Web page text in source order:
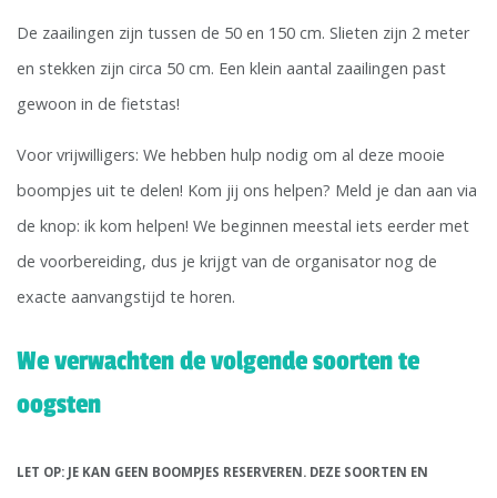
De zaailingen zijn tussen de 50 en 150 cm. Slieten zijn 2 meter
en stekken zijn circa 50 cm. Een klein aantal zaailingen past
gewoon in de fietstas!
Voor vrijwilligers: We hebben hulp nodig om al deze mooie
boompjes uit te delen! Kom jij ons helpen? Meld je dan aan via
de knop: ik kom helpen! We beginnen meestal iets eerder met
de voorbereiding, dus je krijgt van de organisator nog de
exacte aanvangstijd te horen.
We verwachten de volgende soorten te
oogsten
LET OP: JE KAN GEEN BOOMPJES RESERVEREN. DEZE SOORTEN EN